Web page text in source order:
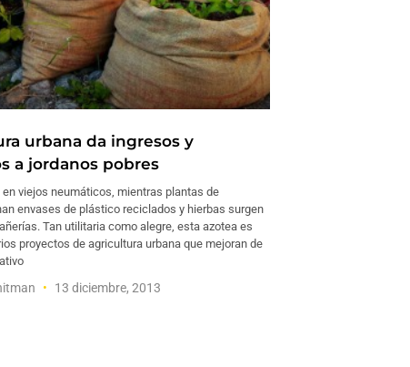
urbana da ingresos y
a jordanos pobres
en viejos neumáticos, mientras plantas de
envases de plástico reciclados y hierbas surgen
Tan utilitaria como alegre, esta azotea es
proyectos de agricultura urbana que mejoran de
13 diciembre, 2013